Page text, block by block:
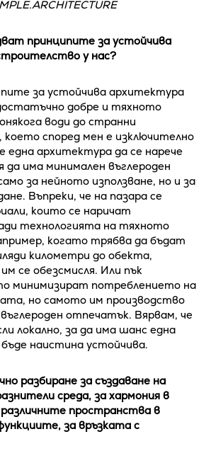
принципите за устойчива
у нас?
за устойчива архитектура
добре и тяхното
води до странни
което според мен е изключително
една архитектура да се нарече
да има минимален въглероден
за нейното използване, но и за
Въпреки, че на пазара се
които се наричат
технологията на тяхното
когато трябва да бъдат
километри до обекта,
се обезсмисля. Или пък
минимизират потреблението на
но самото им производство
отпечатък. Вярвам, че
локално, за да има шанс една
наистина устойчива.
разбиране за създаване на
среда, за хармония в
пространства в
за връзката с